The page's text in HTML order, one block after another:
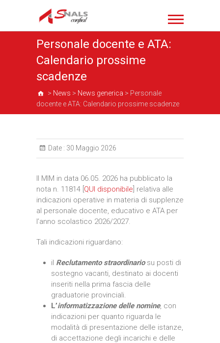
Personale docente e ATA:
Calendario prossime
scadenze
> News > News generica > Personale
docente e ATA: Calendario prossime scadenze
Date : 30 Maggio 2026
Il MIM in data 06.05. 2026 ha pubblicato la
nota n. 11814 [ QUI disponibile ] relativa alle
indicazioni operative in materia di supplenze
al personale docente, educativo e ATA per
l’anno scolastico 2026/2027.
Tali indicazioni riguardano:
il Reclutamento straordinario su posti di
sostegno vacanti, destinato ai docenti
inseriti nella prima fascia delle
graduatorie provinciali.
L’informatizzazione delle nomine, con
indicazioni per quanto riguarda le
modalità di presentazione delle istanze,
di accettazione degli incarichi e delle